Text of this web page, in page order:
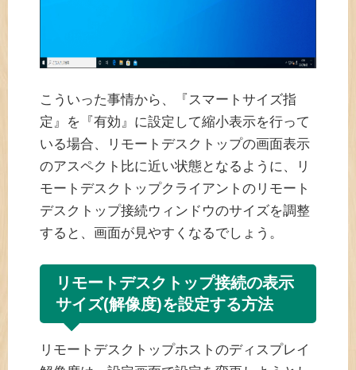
こういった事情から、『スマートサイズ指
定』を『有効』に設定して縮小表示を行って
いる場合、リモートデスクトップの画面表示
のアスペクト比に近い状態となるように、リ
モートデスクトップクライアントのリモート
デスクトップ接続ウィンドウのサイズを調整
すると、画面が見やすくなるでしょう。
リモートデスクトップ接続の表示
サイズ(解像度)を設定する方法
リモートデスクトップホストのディスプレイ